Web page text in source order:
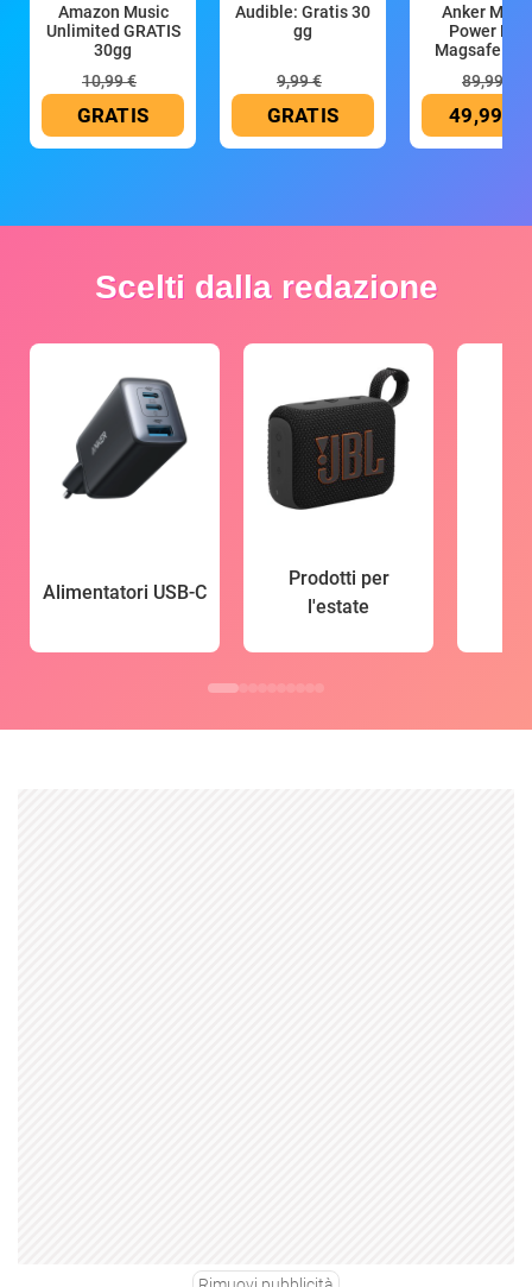
Amazon Music
Unlimited GRATIS
30gg
10,99 €
GRATIS
Audible: Gratis 30
gg
9,99 €
GRATIS
Anker
Power
Magsafe
89,99 €
49,99 €
Scelti dalla redazione
Alimentatori USB-C
Prodotti per
l'estate